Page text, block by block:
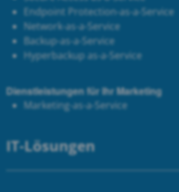
Endpoint Protection-as-a-Service
Network-as-a-Service
Backup-as-a-Service
Hyperbackup as-a-Service
Dienstleistungen für Ihr Marketing
Marketing-as-a-Service
IT-Lösungen